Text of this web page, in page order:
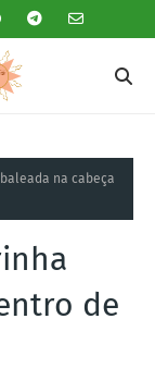
na cabeça
de